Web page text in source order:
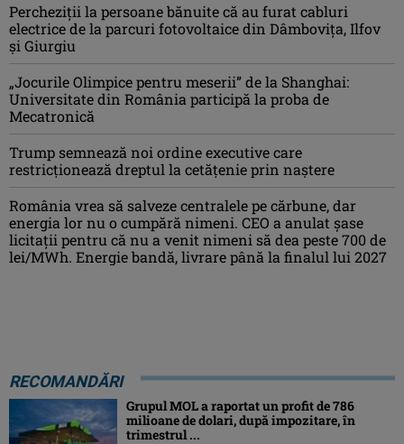
Percheziţii la persoane bănuite că au furat cabluri
electrice de la parcuri fotovoltaice din Dâmboviţa, Ilfov
şi Giurgiu
„Jocurile Olimpice pentru meserii” de la Shanghai:
Universitate din România participă la proba de
Mecatronică
Trump semnează noi ordine executive care
restricţionează dreptul la cetăţenie prin naştere
România vrea să salveze centralele pe cărbune, dar
energia lor nu o cumpără nimeni. CEO a anulat șase
licitații pentru că nu a venit nimeni să dea peste 700 de
lei/MWh. Energie bandă, livrare până la finalul lui 2027
RECOMANDĂRI
Grupul MOL a raportat un profit de 786
milioane de dolari, după impozitare, în
trimestrul ...